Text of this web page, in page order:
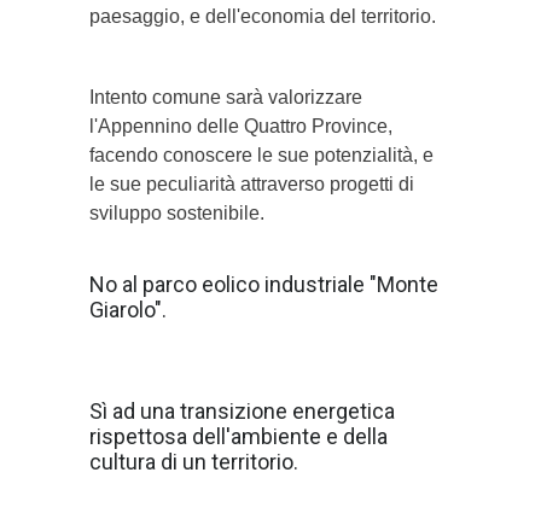
paesaggio, e dell'economia del territorio.
Intento comune sarà valorizzare
l'Appennino delle Quattro Province,
facendo conoscere le sue potenzialità, e
le sue peculiarità attraverso progetti di
sviluppo sostenibile.
No al parco eolico industriale "Monte
Giarolo".
Sì ad una transizione energetica
rispettosa dell'ambiente e della
cultura di un territorio.